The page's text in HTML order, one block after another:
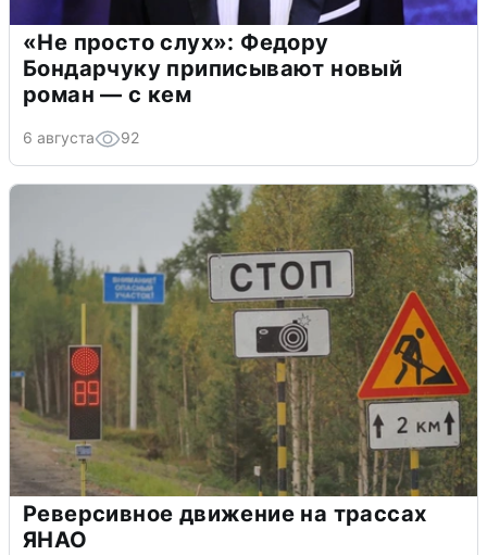
«Не просто слух»: Федору
Бондарчуку приписывают новый
роман — с кем
6 августа 92
Реверсивное движение на трассах
ЯНАО